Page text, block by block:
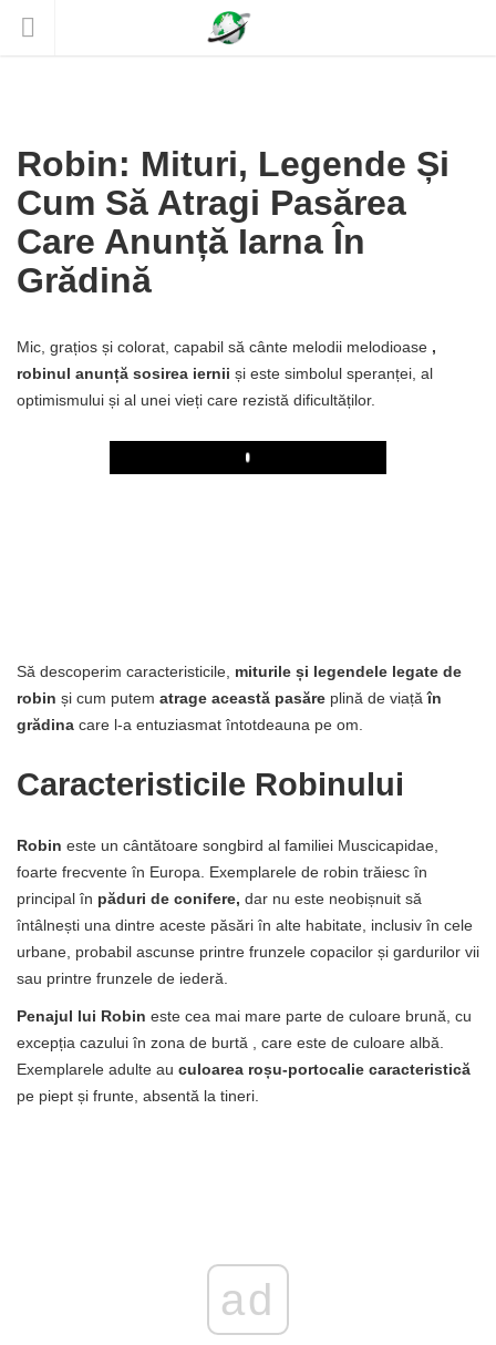
Robin: Mituri, Legende Și
Cum Să Atragi Pasărea
Care Anunță Iarna În
Grădină
Mic, grațios și colorat, capabil să cânte melodii melodioase ,
robinul anunță sosirea iernii și este simbolul speranței, al
optimismului și al unei vieți care rezistă dificultăților.
Play
Să descoperim caracteristicile, miturile și legendele legate de
robin și cum putem atrage această pasăre plină de viațăîn
grădina care l-a entuziasmat întotdeauna pe om.
Caracteristicile Robinului
Robin este un cântătoare songbird al familiei Muscicapidae,
foarte frecvente în Europa. Exemplarele de robin trăiesc în
principal în păduri de conifere, dar nu este neobișnuit să
întâlnești una dintre aceste păsări în alte habitate, inclusiv în cele
urbane, probabil ascunse printre frunzele copacilor și gardurilor vii
sau printre frunzele de iederă.
Penajul lui Robin este cea mai mare parte de culoare brună, cu
excepția cazului în zona de burtă , care este de culoare albă.
Exemplarele adulte au culoarea roșu-portocalie caracteristică
pe piept și frunte, absentă la tineri.
ad